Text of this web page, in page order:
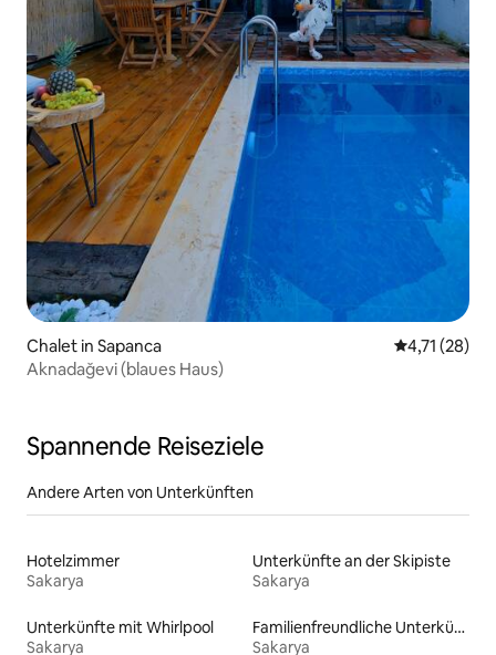
Chalet in Sapanca
4,71 (28)
Aknadağevi (blaues Haus)
Spannende Reiseziele
Andere Arten von Unterkünften
Hotelzimmer
Sakarya
Unterkünfte an der Skipiste
Sakarya
Unterkünfte mit Whirlpool
Sakarya
Familienfreundliche Unterkünfte
Sakarya